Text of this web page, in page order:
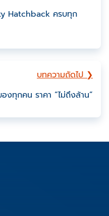
Hatchback ครบทุก
บทความถัดไป ❯
งทุกคน ราคา “ไม่ถึงล้าน”